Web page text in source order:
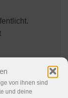
von ihnen sind
und deine